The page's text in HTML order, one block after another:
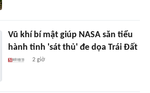
Vũ khí bí mật giúp NASA săn tiểu
hành tinh 'sát thủ' đe dọa Trái Đất
2 giờ